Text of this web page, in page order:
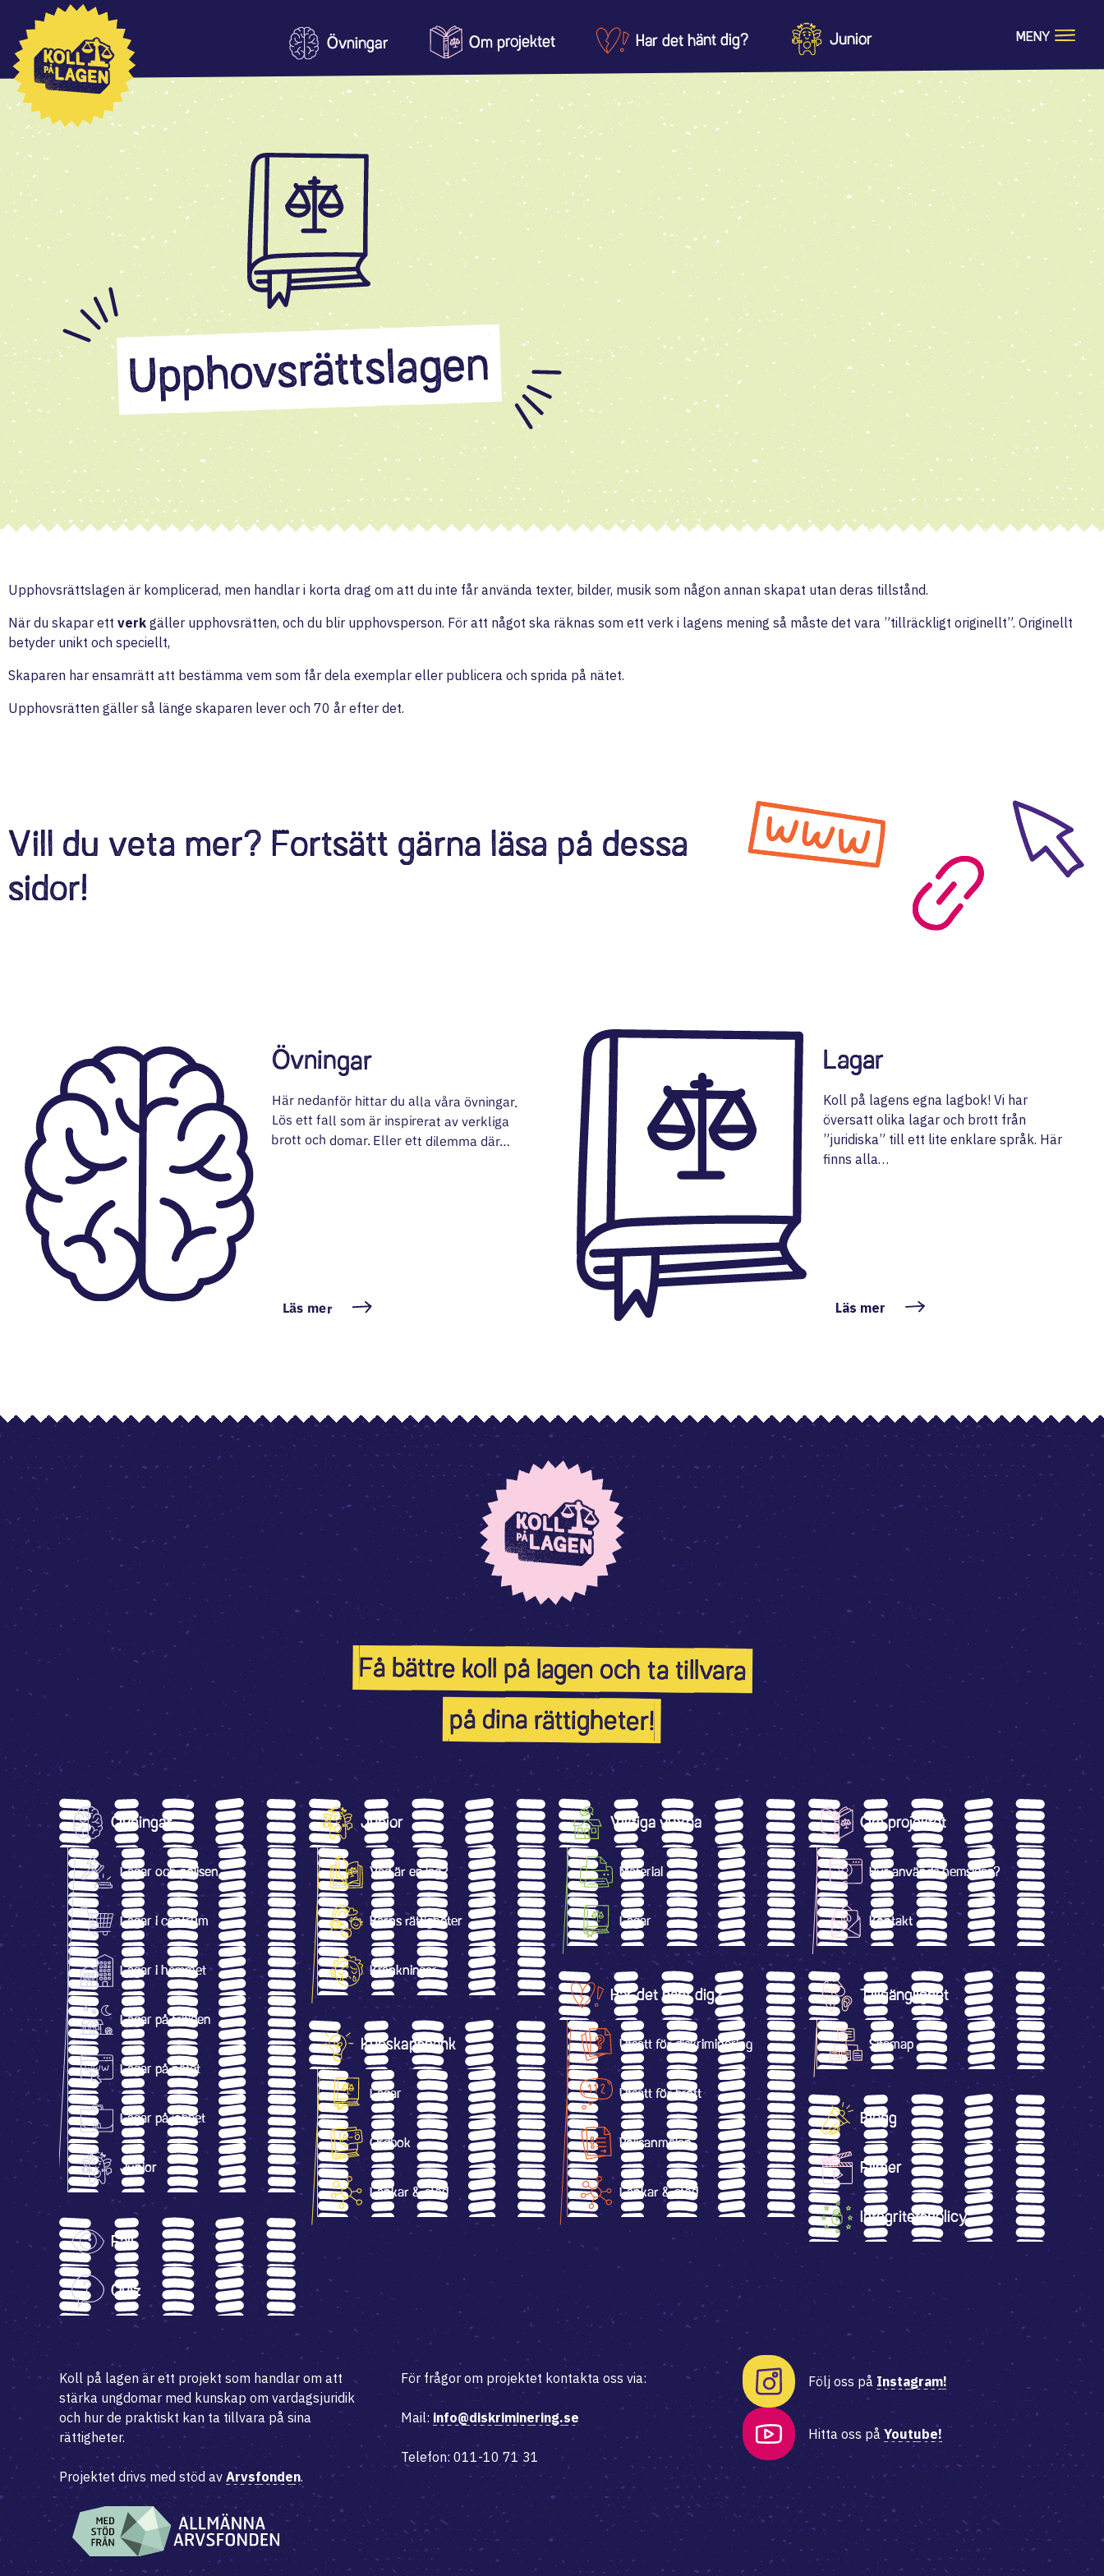
Övningar
Lagar och polisen
Lagar i centrum
Lagar i hemmet
Lagar på fritiden
Lagar på nätet
Lagar på jobbet
Om projektet
Hur används
hemsidan?
Kontakt
Har det hänt dig?
Utsatt för
diskriminering
Utsatt för brott
Polisanmälan
Länkar & stöd
Junior
Vad är en lag?
Barns rättigheter
Kränkningar
MENY
Upphovsrättslagen
Upphovsrättslagen är komplicerad, men handlar i korta drag om att du inte får använda texter, bilder, musik som någon annan skapat utan deras tillstånd.
När du skapar ett verk gäller upphovsrätten, och du blir upphovsperson. För att något ska räknas som ett verk i lagens mening så måste det vara ”tillräckligt originellt”. Originellt
betyder unikt och speciellt,
Skaparen har ensamrätt att bestämma vem som får dela exemplar eller publicera och sprida på nätet.
Upphovsrätten gäller så länge skaparen lever och 70 år efter det.
Vill du veta mer? Fortsätt gärna läsa på dessa
sidor!
Övningar
Här nedanför hittar du alla våra övningar.
Lös ett fall som är inspirerat av verkliga
brott och domar. Eller ett dilemma där…
Läs mer
Lagar
Koll på lagens egna lagbok! Vi har
översatt olika lagar och brott från
”juridiska” till ett lite enklare språk. Här
finns alla…
Läs mer
Få bättre koll på lagen och ta tillvara
på dina rättigheter!
Övningar
Lagar och polisen
Lagar i centrum
Lagar i hemmet
Lagar på fritiden
Lagar på nätet
Lagar på jobbet
Junior
Fall
Quiz
Junior
Vad är en lag?
Barns rättigheter
Kränkningar
Kunskapsbank
Lagar
Ordbok
Länkar & stöd
Viktiga vuxna
Material
Lagar
Har det hänt dig?
Utsatt för diskriminering
Utsatt för brott
Polisanmälan
Länkar & stöd
Om projektet
Hur används hemsidan?
Kontakt
Tillgänglighet
Sitemap
Blogg
Filmer
Integritetspolicy
Koll på lagen är ett projekt som handlar om att
stärka ungdomar med kunskap om vardagsjuridik
och hur de praktiskt kan ta tillvara på sina
rättigheter.
Projektet drivs med stöd avArvsfonden.
För frågor om projektet kontakta oss via:
Mail: info@diskriminering.se
Telefon: 011-10 71 31
Följ oss på Instagram!
Hitta oss på Youtube!